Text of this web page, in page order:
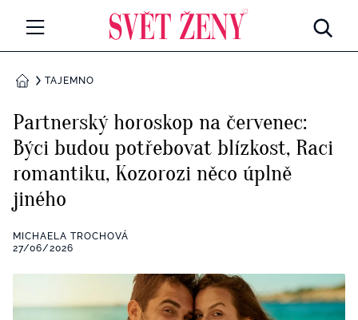
Všechny kategorie
Rozhovory
RETROHUBKY
PSYCHOLOGIE
Seberozvoj
ZDRAVÍ
ZÁBAVA
Všechny kategorie
DOMŮTAJEMNO
Partnerský horoskop na červenec:
Býci budou potřebovat blízkost, Raci
romantiku, Kozorozi něco úplně
jiného
MICHAELA TROCHOVÁ
27/06/2026